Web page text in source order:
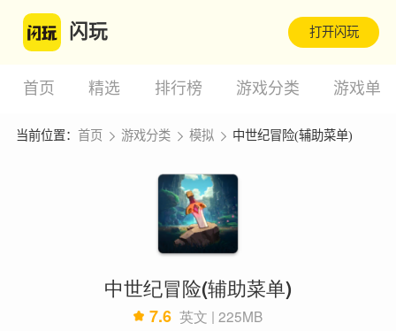
闪玩 打开闪玩
首页 精选 排行榜 游戏分类 游戏单
当前位置： 首页 游戏分类 模拟 中世纪冒险(辅助菜单)
中世纪冒险(辅助菜单)
7.6 英文 | 225MB